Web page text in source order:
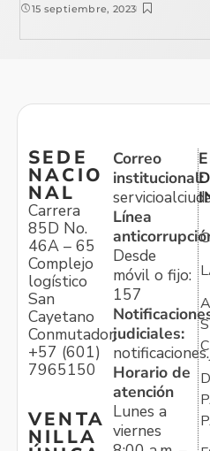
15 septiembre, 2023
SEDE
NACIO
NAL
Carrera
85D No.
46A – 65
Complejo
logístico
San
Cayetano
Conmutador:
+57 (601)
7965150
VENTA
NILLA
Correo
institucional:
Línea
Desde
móvil o fijo:
157
judiciales:
Horario de
atención
Lunes a
viernes